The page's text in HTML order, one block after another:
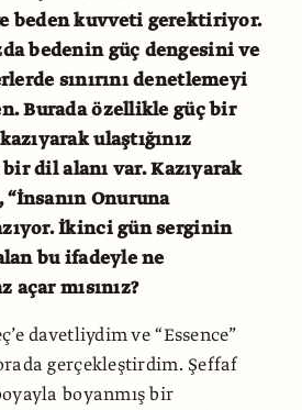
beden kuvveti gerektiriyor.
bedenin güç dengesini ve
sınırını denetlemeyi
Burada özellikle güç bir
ulaştığınız
dil alanı var. Kazıyarak
“İnsanın Onuruna
İkinci gün serginin
bu ifadeyle ne
mısınız?
davetliydim ve “Essence”
gerçekleştirdim. Şeffaf
boyanmış bir